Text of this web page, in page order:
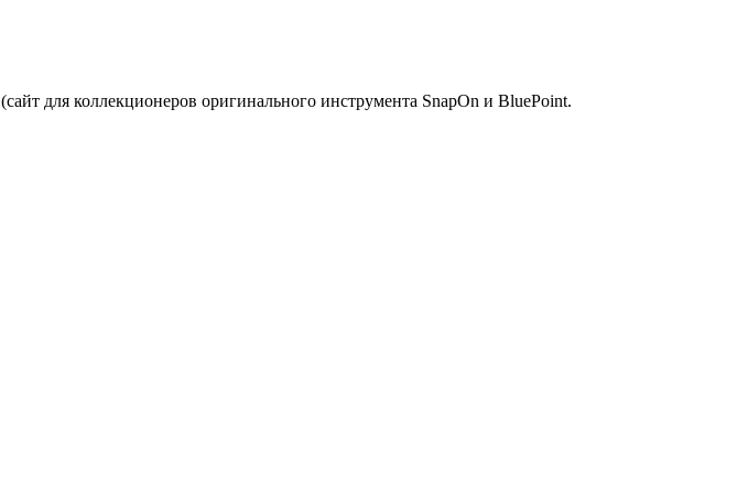
для коллекционеров оригинального инструмента SnapOn и BluePoint.